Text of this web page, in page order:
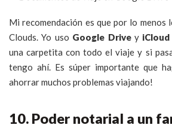
Mi recomendación es que por lo menos
Clouds. Yo uso Google Drivey
una carpetita con todo el viaje y si
tengo ahí. Es súper importante que
ahorrar muchos problemas viajando!
10. Poder notarial a un